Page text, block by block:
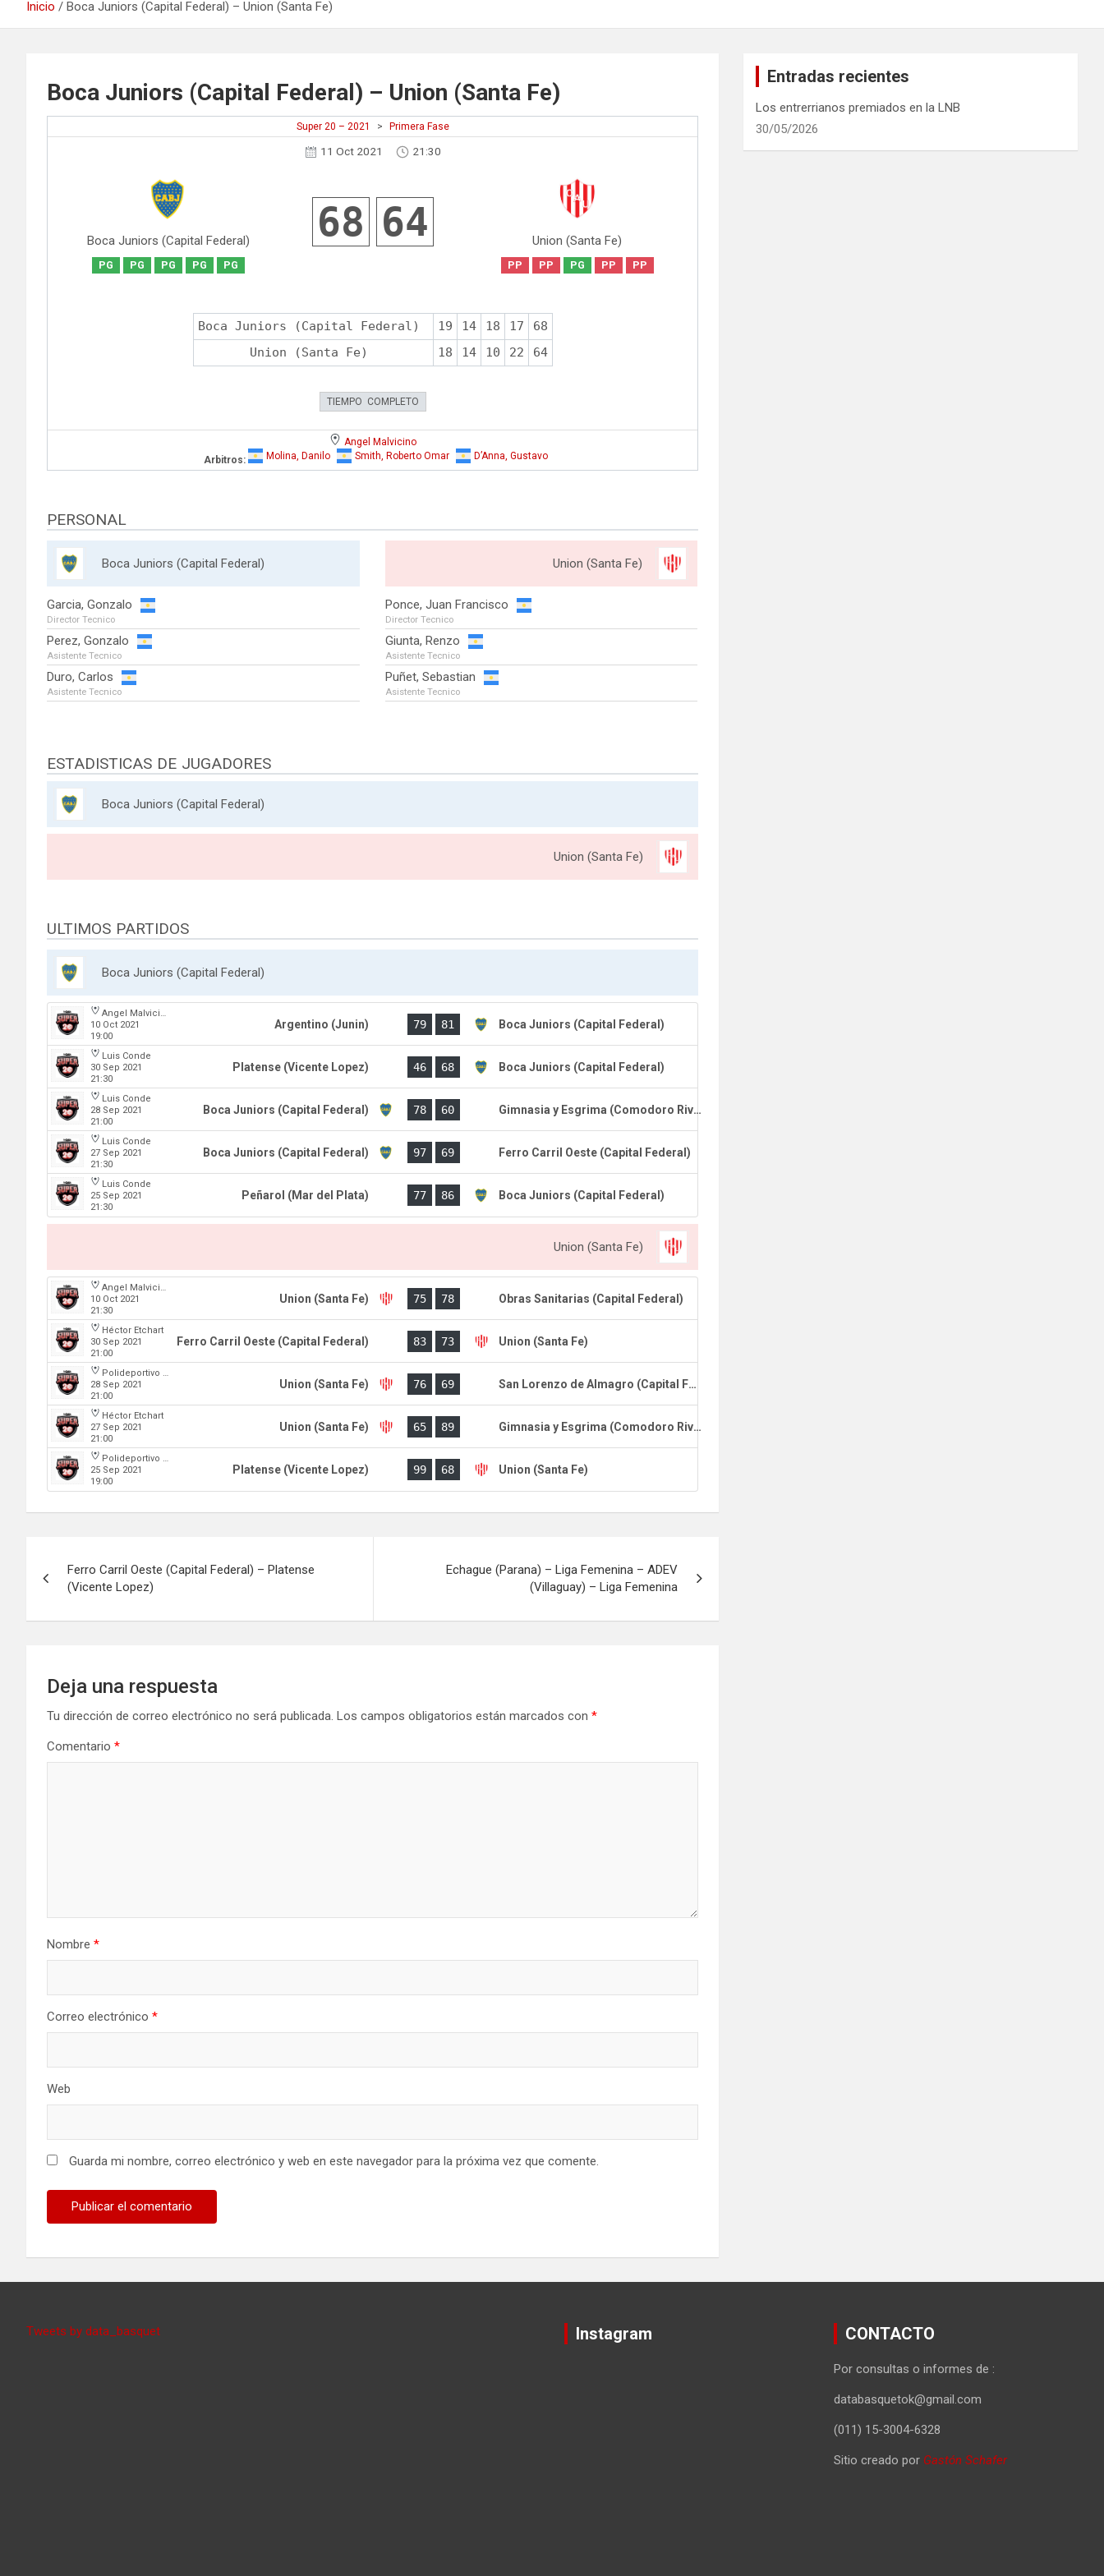
Inicio Boca Juniors (Capital Federal) – Union (Santa Fe)
Boca Juniors (Capital Federal) – Union (Santa Fe)
Super 20 – 2021 > Primera Fase
11 Oct 2021 21:30
Boca Juniors (Capital Federal)
PG PG PG PG PG
68 64 Union (Santa Fe)
PP PP PG PP PP
Boca Juniors (Capital Federal) 19 14 18 17
68
Union (Santa Fe)
18 14 10 22 64
TIEMPO COMPLETO
Angel Malvicino
Arbitros:
Molina, Danilo Smith, Roberto Omar D’Anna, Gustavo
PERSONAL
Boca Juniors (Capital Federal)
Garcia, Gonzalo
Director Tecnico
Perez, Gonzalo
Asistente Tecnico
Duro, Carlos
Asistente Tecnico
Union (Santa Fe)
Ponce, Juan Francisco
Director Tecnico
Giunta, Renzo
Asistente Tecnico
Puñet, Sebastian
Asistente Tecnico
ESTADISTICAS DE JUGADORES
Boca Juniors (Capital Federal)
Union (Santa Fe)
ULTIMOS PARTIDOS
Boca Juniors (Capital Federal)
Angel Malvicino
10 Oct 2021
19:00
Argentino (Junin) 79 81 Boca Juniors (Capital Federal)
Luis Conde
30 Sep 2021
21:30
Platense (Vicente Lopez) 46 68 Boca Juniors (Capital Federal)
Luis Conde
28 Sep 2021
21:00
Boca Juniors (Capital Federal) 78 60 Gimnasia y Esgrima (Comodoro Rivadavia)
Luis Conde
27 Sep 2021
21:30
Boca Juniors (Capital Federal) 97 69 Ferro Carril Oeste (Capital Federal)
Luis Conde
25 Sep 2021
21:30
Peñarol (Mar del Plata) 77 86 Boca Juniors (Capital Federal)
Union (Santa Fe)
Angel Malvicino
10 Oct 2021
21:30
Union (Santa Fe) 75 78 Obras Sanitarias (Capital Federal)
Héctor Etchart
30 Sep 2021
21:00
Ferro Carril Oeste (Capital Federal) 83 73 Union (Santa Fe)
Polideportivo Roberto Pando
28 Sep 2021
21:00
Union (Santa Fe) 76 69 San Lorenzo de Almagro (Capital Federal)
Héctor Etchart
27 Sep 2021
21:00
Union (Santa Fe) 65 89 Gimnasia y Esgrima (Comodoro Rivadavia)
Polideportivo Roberto Pando
25 Sep 2021
19:00
Platense (Vicente Lopez) 99 68 Union (Santa Fe)
de
entradas
Ferro Carril Oeste (Capital Federal) – Platense
(Vicente Lopez)
Echague (Parana) – Liga Femenina – ADEV
(Villaguay) – Liga Femenina
Deja una respuesta
Tu dirección de correo electrónico no será publicada. Los campos obligatorios están marcados con *
Comentario *
Nombre *
Correo electrónico *
Web
Guarda mi nombre, correo electrónico y web en este navegador para la próxima vez que comente.
Entradas recientes
Los entrerrianos premiados en la LNB
30/05/2026
Tweets by data_basquet Instagram CONTACTO
Por consultas o informes de :
databasquetok@gmail.com
(011) 15-3004-6328
Sitio creado por Gastón Schafer